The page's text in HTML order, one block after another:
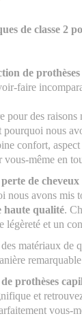
de classe 2
de
faire
des raisons
nous
confort,
vous-même en
de cheveux
avons mis
haute qualité.
et un
matériaux de
prothèses
et
vous-